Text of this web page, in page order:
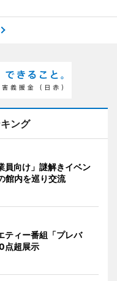
ング
員向け」謎解きイベン
内を巡り交流
ティー番組「プレバ
点超展示